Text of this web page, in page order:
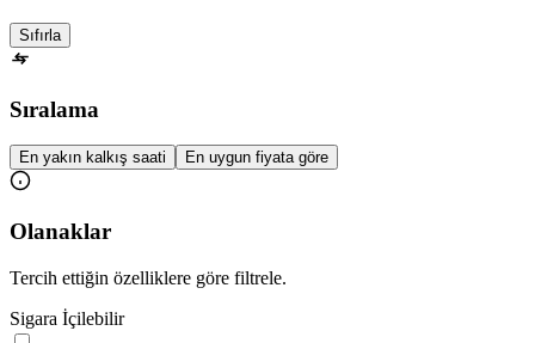
Sıfırla
Sıralama
En yakın kalkış saati En uygun fiyata göre
Olanaklar
Tercih ettiğin özelliklere göre filtrele.
Sigara İçilebilir